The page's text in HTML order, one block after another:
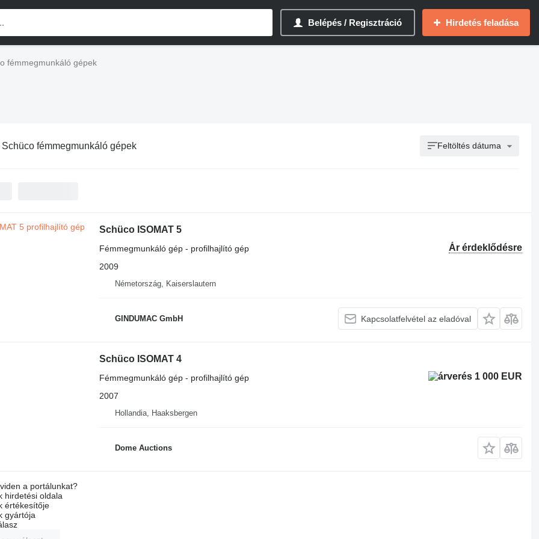
Belépés / Regisztráció Hirdetés feladása
fémmegmunkáló gépek
Schüco fémmegmunkáló gépek Feltöltés dátuma
Schüco ISOMAT 5
Ár érdeklődésre
Fémmegmunkáló gép - profilhajlító gép
2009
Németország, Kaiserslautern
GINDUMAC GmbH Kapcsolatfelvétel az eladóval
Schüco ISOMAT 4
1 000 EUR
Fémmegmunkáló gép - profilhajlító gép
2007
Hollandia, Haaksbergen
Dome Auctions
a portálunkat?
hirdetési oldala
értékesítője
gyártója